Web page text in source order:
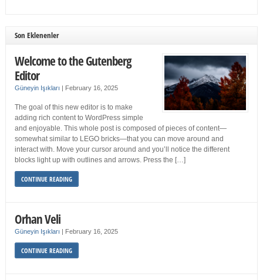
Son Eklenenler
Welcome to the Gutenberg
Editor
Güneyin Işıkları | February 16, 2025
The goal of this new editor is to make
adding rich content to WordPress simple
and enjoyable. This whole post is composed of pieces of content—
somewhat similar to LEGO bricks—that you can move around and
interact with. Move your cursor around and you’ll notice the different
blocks light up with outlines and arrows. Press the […]
CONTINUE READING
Orhan Veli
Güneyin Işıkları | February 16, 2025
CONTINUE READING